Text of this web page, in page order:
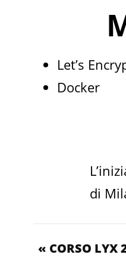
Let’s
Docker
di
« CORSO LYX